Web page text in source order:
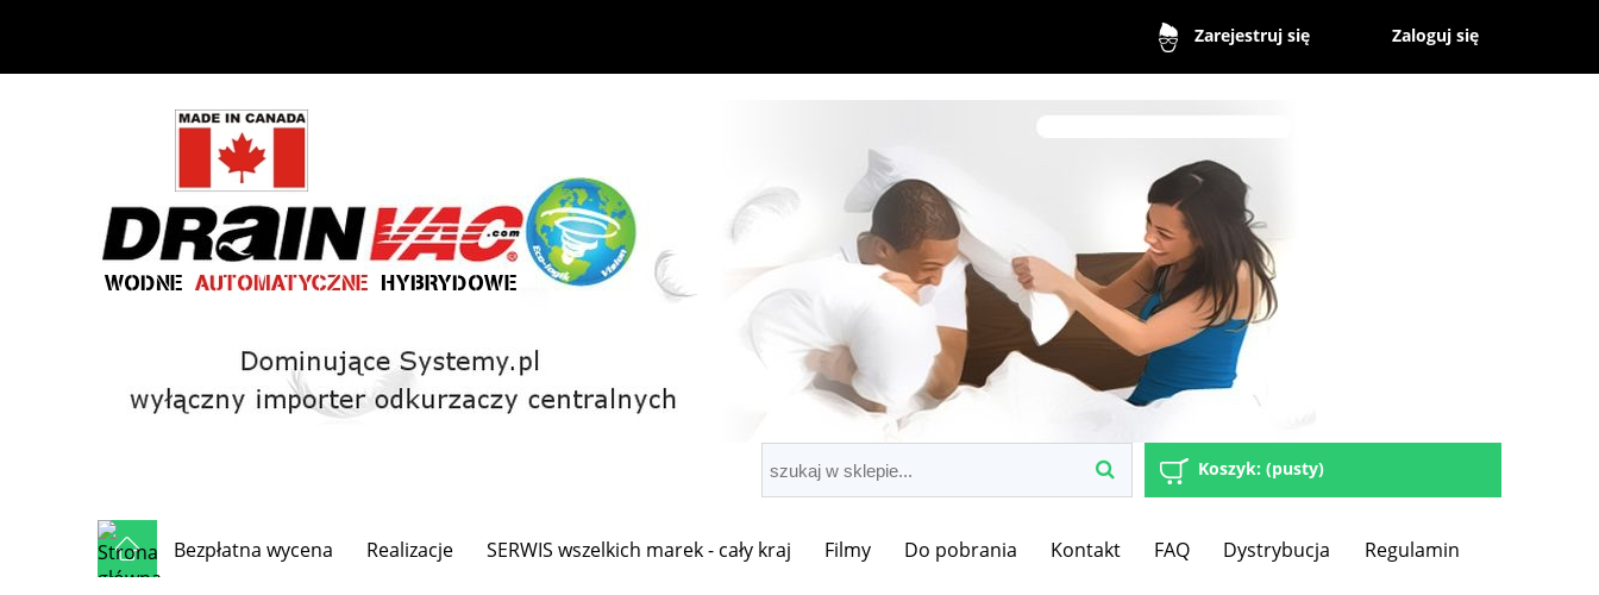
Zarejestruj się Zaloguj się
Koszyk: (pusty)
Bezpłatna wycena Realizacje SERWIS wszelkich marek - cały kraj Filmy Do pobrania Kontakt FAQ Dystrybucja Regulamin